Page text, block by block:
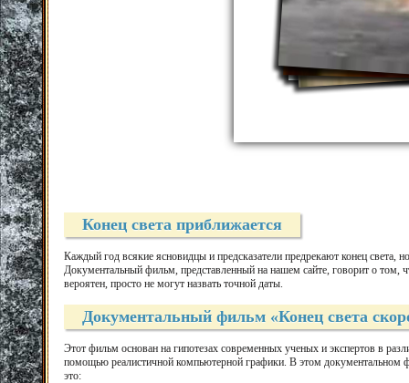
Конец света приближается
Каждый год всякие ясновидцы и предсказатели предрекают конец
Документальный фильм, представленный на нашем сайте, говорит о том,
вероятен, просто не могут назвать точной даты.
Документальный фильм «Конец света
Этот фильм основан на гипотезах современных ученых и экспертов в
помощью реалистичной компьютерной графики. В этом документальном
это: